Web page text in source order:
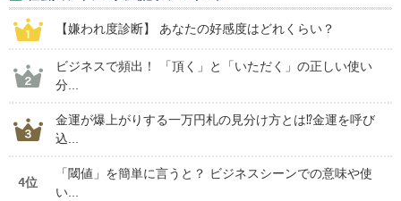
【嫌われ度診断】 あなたの好感度はどれくらい？
ビジネスで頻出！ 「頂く」と「いただく」の正しい使い
分...
金運が爆上がりする一万円札の見分け方とは⁉金運を呼び
込...
4位
「閾値」を簡単に言うと？ ビジネスシーンでの意味や使
い...